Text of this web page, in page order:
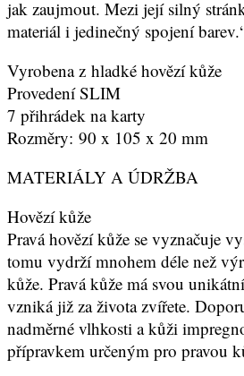
jak zaujmout. Mezi její silný
materiál i jedinečný spojení
Vyrobena z hladké hovězí kůže
Provedení SLIM
7 přihrádek na karty
Rozměry: 90 x 105 x 20 mm
MATERIÁLY A ÚDRŽBA
Hovězí kůže
Pravá hovězí kůže se vyznačuje
tomu vydrží mnohem déle než
kůže. Pravá kůže má svou
vzniká již za života zvířete.
nadměrné vlhkosti a kůži
přípravkem určeným pro pravou